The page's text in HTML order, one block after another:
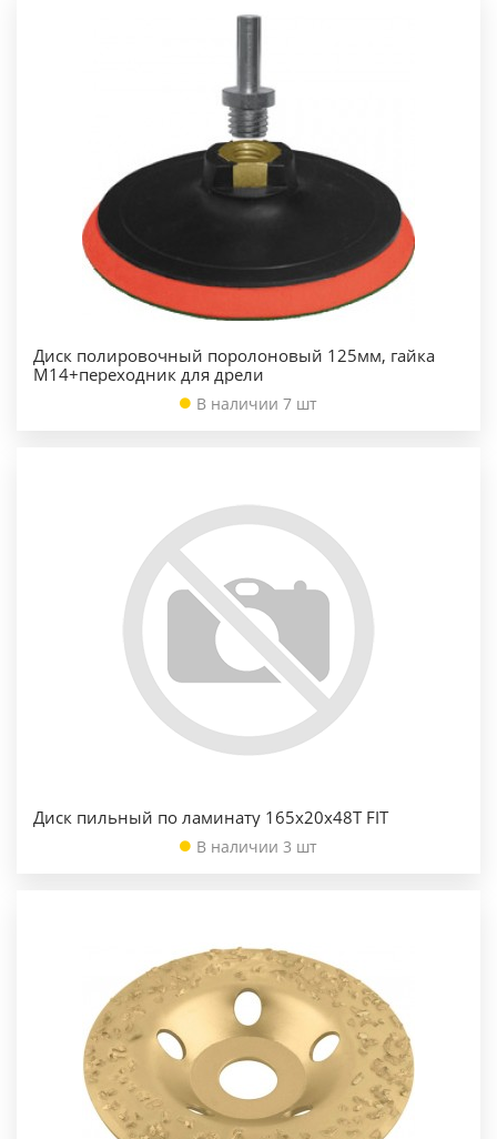
Диск полировочный поролоновый 125мм, гайка
М14+переходник для дрели
В наличии 7 шт
Диск пильный по ламинату 165х20х48Т FIT
В наличии 3 шт